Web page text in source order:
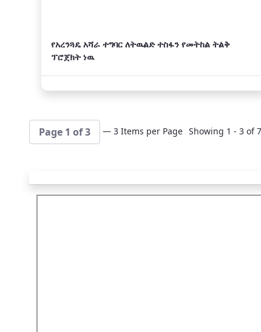
የአረንጓዴ አሻራ ተግባር ለትዉልድ ተስፋን የመትከል ትልቅ
ፕሮጀክት ነዉ
Page 1 of 3 — 3 Items per Page Showing 1 - 3 of